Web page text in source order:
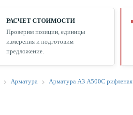
РАСЧЕТ СТОИМОСТИ
Проверим позиции, единицы
измерения и подготовим
предложение.
Арматура Арматура А3 А500С рифленая